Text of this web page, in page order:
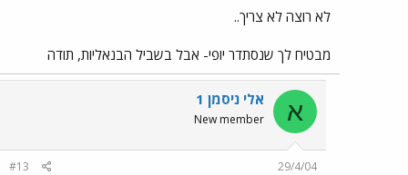
לא רוצה לא צריך..
מבטיח לך שנסתדר יופי- אבל בשביל הבנאליות, תודה
א אלי ניסמן 1
New member
29/4/04
#13